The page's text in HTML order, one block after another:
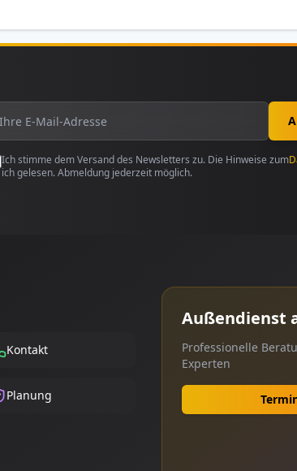
Ich stimme dem Versand des Newsletters zu. Die Hinweise zum
ich gelesen. Abmeldung jederzeit möglich.
Kontakt
Planung
Außendienst
Professionelle
Experten